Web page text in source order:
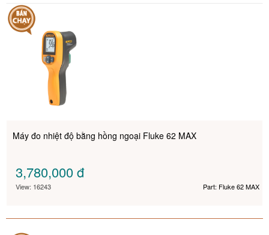
Máy đo nhiệt độ bằng hồng ngoại Fluke 62 MAX
3,780,000đ
View: 16243 Part: Fluke 62 MAX